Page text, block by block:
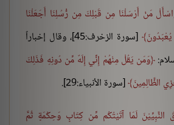
مَنْ أَرْسَلْنَا مِن قَبْلِكَ مِن رُّسُلِنَا أَجَعَلْنَا
[سورة الزخرف:45]، وقال إخباراً
وَمَن يَقُلْ مِنْهُمْ إِنِّي إِلَهٌ مِّن دُونِهِ فَذَلِكَ
الظَّالِمِينَ [سورة الأنبياء:29].
النَّبِيِّيْنَ لَمَا آتَيْتُكُم مِّن كِتَابٍ وَحِكْمَةٍ ثُمَّ